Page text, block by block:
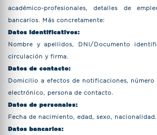
académico-profesionales, detalles de
bancarios. Más concretamente:
Datos identificativos:
Nombre y apellidos, DNI/Documento
circulación y firma.
Datos de contacto:
Domicilio a efectos de notificaciones,
electrónico, persona de contacto.
Datos de personales:
Fecha de nacimiento, edad, sexo, nacionalidad.
Datos bancarios: